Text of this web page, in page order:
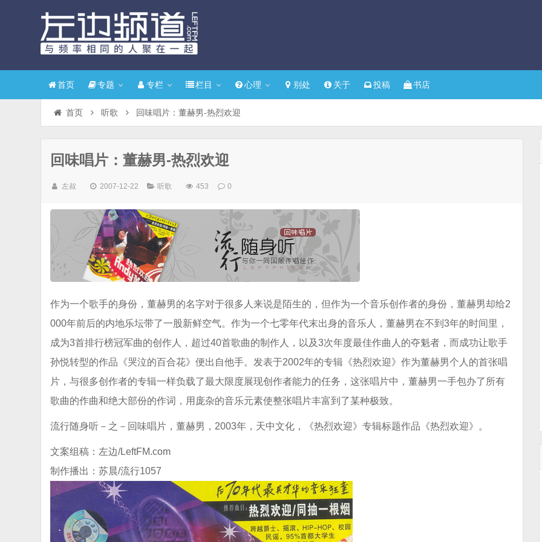
首页 专题 专栏 栏目 心理 别处 关于 投稿 书店
首页 听歌 回味唱片：董赫男-热烈欢迎
回味唱片：董赫男-热烈欢迎
左叔 2007-12-22 听歌 453 0
作为一个歌手的身份，董赫男的名字对于很多人来说是陌生的，但作为一个音乐创作者的身份，董赫男却给2
000年前后的内地乐坛带了一股新鲜空气。作为一个七零年代末出身的音乐人，董赫男在不到3年的时间里，
成为3首排行榜冠军曲的创作人，超过40首歌曲的制作人，以及3次年度最佳作曲人的夺魁者，而成功让歌手
孙悦转型的作品《哭泣的百合花》便出自他手。发表于2002年的专辑《热烈欢迎》作为董赫男个人的首张唱
片，与很多创作者的专辑一样负载了最大限度展现创作者能力的任务，这张唱片中，董赫男一手包办了所有
歌曲的作曲和绝大部份的作词，用庞杂的音乐元素使整张唱片丰富到了某种极致。
流行随身听－之－回味唱片，董赫男，2003年，天中文化，《热烈欢迎》专辑标题作品《热烈欢迎》。
文案组稿：左边/LeftFM.com
制作播出：苏晨/流行1057